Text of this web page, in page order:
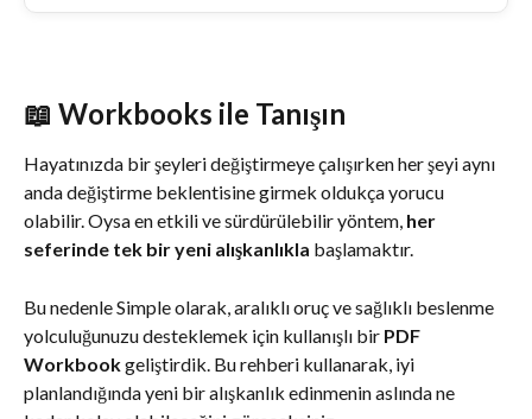
📖 Workbooks ile Tanışın
Hayatınızda bir şeyleri değiştirmeye çalışırken her şeyi aynı
anda değiştirme beklentisine girmek oldukça yorucu
olabilir. Oysa en etkili ve sürdürülebilir yöntem, her
seferinde tek bir yeni alışkanlıkla başlamaktır.
Bu nedenle Simple olarak, aralıklı oruç ve sağlıklı beslenme
yolculuğunuzu desteklemek için kullanışlı bir PDF
Workbook geliştirdik. Bu rehberi kullanarak, iyi
planlandığında yeni bir alışkanlık edinmenin aslında ne